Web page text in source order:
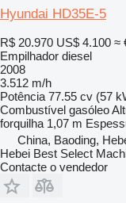
Hyundai HD35E-5
R$ 20.970 US$ 4.100 ≈
Empilhador diesel
2008
3.512 m/h
Potência 77.55 cv (57
Combustível gasóleo
forquilha 1,07 m
China, Baoding,
Hebei Best Select
Contacte o vendedor